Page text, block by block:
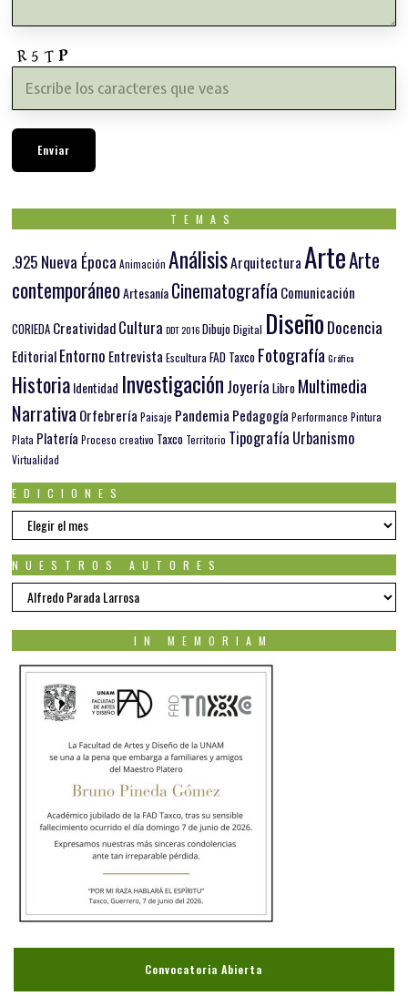
TEMAS
.925 Nueva Época Animación AnálisisArquitecturaArteArte
contemporáneoArtesaníaCinematografía Comunicación
CORIEDA CreatividadCultura DDT 2016 DibujoDigital DiseñoDocencia
EditorialEntorno Entrevista Escultura FAD Taxco Fotografía Gráfica
HistoriaIdentidad Investigación Joyería Libro Multimedia
Narrativa Orfebrería Paisaje Pandemia Pedagogía Performance Pintura
Plata Platería Proceso creativo Taxco Territorio Tipografía Urbanismo
Virtualidad
EDICIONES
EDICIONES
NUESTROS AUTORES
Nuestros
autores
IN MEMORIAM
Convocatoria Abierta